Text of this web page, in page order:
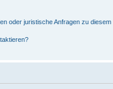
oder juristische Anfragen zu diesem